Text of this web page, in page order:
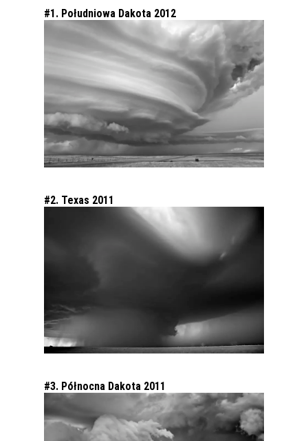
#1. Południowa Dakota 2012
#2. Texas 2011
#3. Północna Dakota 2011